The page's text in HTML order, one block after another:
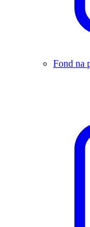
Fond na